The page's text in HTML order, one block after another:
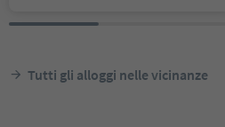
Tutti gli alloggi nelle vicinanze